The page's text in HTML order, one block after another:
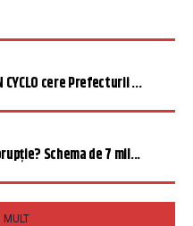
CYCLO cere Prefecturii ...
Schema de 7 mil...